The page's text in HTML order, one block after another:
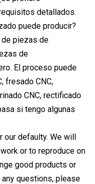
detallados.
puede producir?
de piezas de
de
El proceso puede
fresado CNC,
CNC, rectificado
si tengo algunas
our defaulty. We will
or to reproduce on
good products or
questions, please